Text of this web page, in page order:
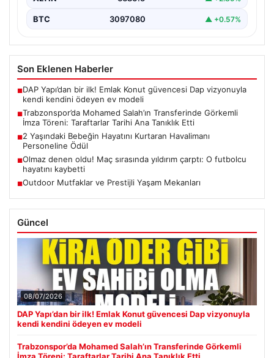
BTC 3097080 ▲ +0.57%
Son Eklenen Haberler
■DAP Yapı’dan bir ilk! Emlak Konut güvencesi Dap vizyonuyla
kendi kendini ödeyen ev modeli
■Trabzonspor’da Mohamed Salah’ın Transferinde Görkemli
İmza Töreni: Taraftarlar Tarihi Ana Tanıklık Etti
■2 Yaşındaki Bebeğin Hayatını Kurtaran Havalimanı
Personeline Ödül
■Olmaz denen oldu! Maç sırasında yıldırım çarptı: O futbolcu
hayatını kaybetti
■Outdoor Mutfaklar ve Prestijli Yaşam Mekanları
Güncel
08/07/2026
DAP Yapı’dan bir ilk! Emlak Konut güvencesi Dap vizyonuyla
kendi kendini ödeyen ev modeli
Trabzonspor’da Mohamed Salah’ın Transferinde Görkemli